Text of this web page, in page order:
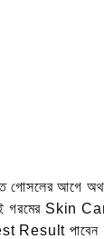
আগে অথবা
এই গরমের
Result পাবেন